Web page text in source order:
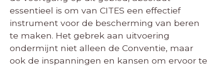
essentieel is om van CITES een effectief
instrument voor de bescherming van beren
te maken. Het gebrek aan uitvoering
ondermijnt niet alleen de Conventie, maar
ook de inspanningen en kansen om ervoor te